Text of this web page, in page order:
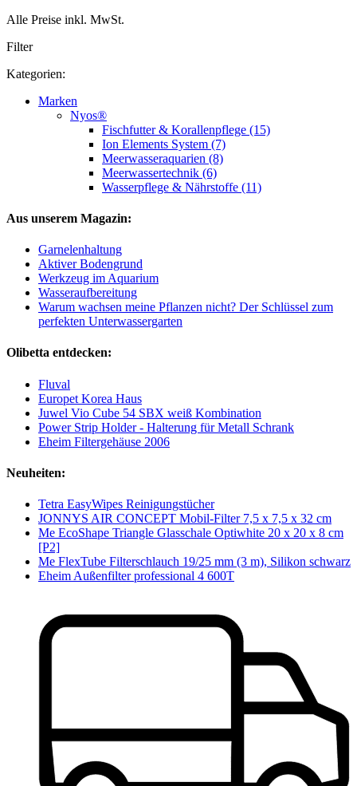
Alle Preise inkl. MwSt.
Filter
Kategorien:
Marken
Nyos®
Fischfutter & Korallenpflege (15)
Ion Elements System (7)
Meerwasseraquarien (8)
Meerwassertechnik (6)
Wasserpflege & Nährstoffe (11)
Aus unserem Magazin:
Garnelenhaltung
Aktiver Bodengrund
Werkzeug im Aquarium
Wasseraufbereitung
Warum wachsen meine Pflanzen nicht? Der Schlüssel zum
perfekten Unterwassergarten
Olibetta entdecken:
Fluval
Europet Korea Haus
Juwel Vio Cube 54 SBX weiß Kombination
Power Strip Holder - Halterung für Metall Schrank
Eheim Filtergehäuse 2006
Neuheiten:
Tetra EasyWipes Reinigungstücher
JONNYS AIR CONCEPT Mobil-Filter 7,5 x 7,5 x 32 cm
Me EcoShape Triangle Glasschale Optiwhite 20 x 20 x 8 cm
[P2]
Me FlexTube Filterschlauch 19/25 mm (3 m), Silikon schwarz
Eheim Außenfilter professional 4 600T